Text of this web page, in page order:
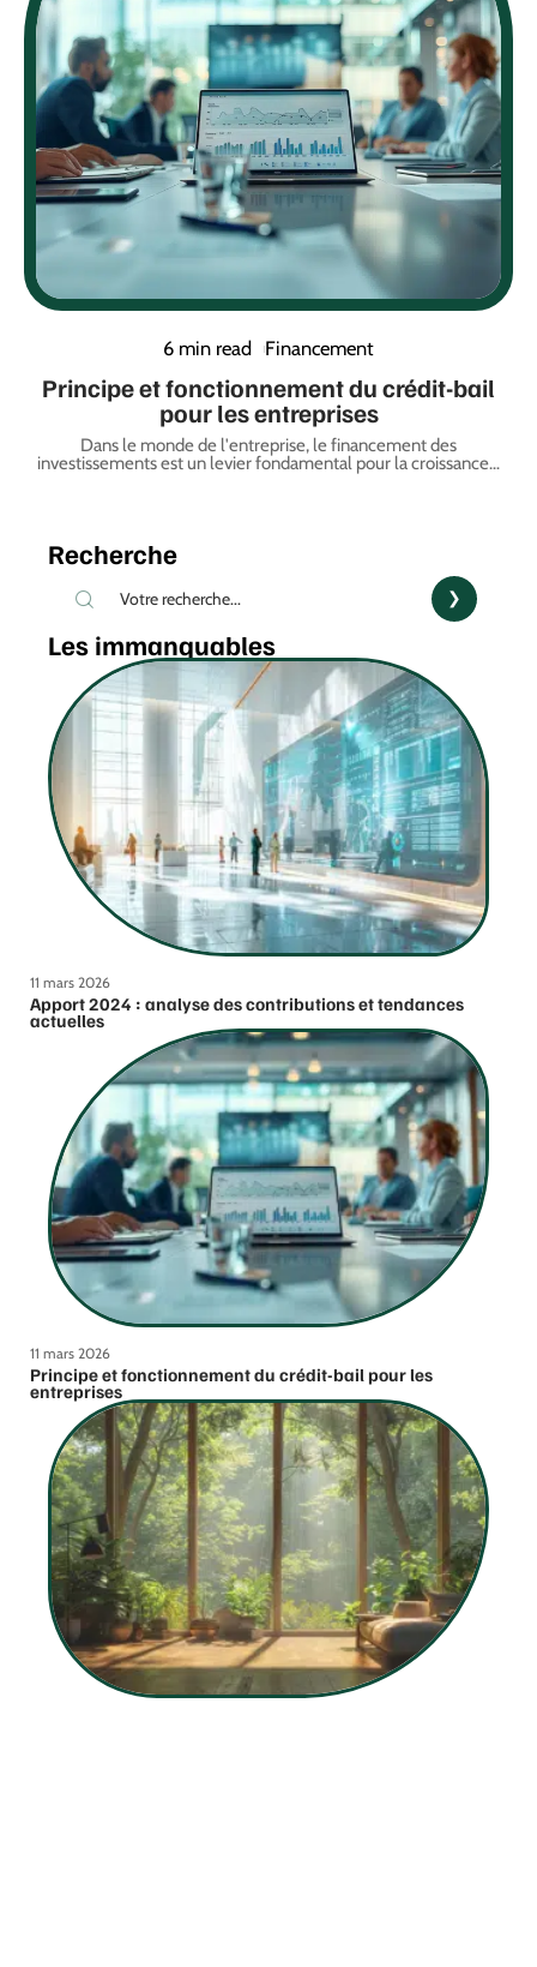
6 min read Financement
Principe et fonctionnement du crédit-bail
pour les entreprises
Dans le monde de l'entreprise, le financement des
investissements est un levier fondamental pour la croissance…
Recherche
Les immanquables
11 mars 2026
Apport 2024 : analyse des contributions et tendances
actuelles
11 mars 2026
Principe et fonctionnement du crédit-bail pour les
entreprises